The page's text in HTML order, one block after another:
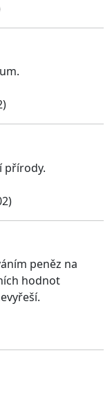
přírody.
peněz na
hodnot